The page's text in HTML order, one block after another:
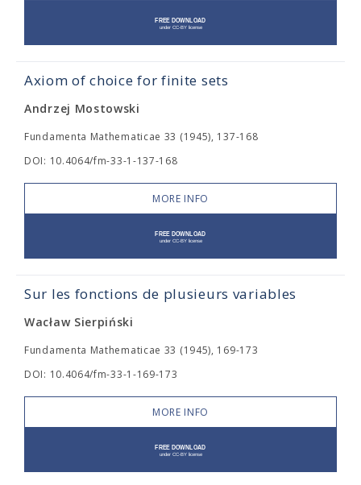
Axiom of choice for finite sets
Andrzej Mostowski
Fundamenta Mathematicae 33 (1945), 137-168
DOI: 10.4064/fm-33-1-137-168
MORE INFO
Sur les fonctions de plusieurs variables
Wacław Sierpiński
Fundamenta Mathematicae 33 (1945), 169-173
DOI: 10.4064/fm-33-1-169-173
MORE INFO